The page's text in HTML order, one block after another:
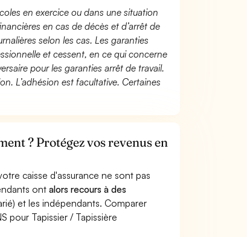
en exercice ou dans une situation
en cas de décès et d’arrêt de
selon les cas. Les garanties
et cessent, en ce qui concerne
pour les garanties arrêt de travail.
L’adhésion est facultative. Certaines
? Protégez vos revenus en
caisse d'assurance ne sont pas
ontalors recours à des
et les indépendants. Comparer
pour Tapissier / Tapissière